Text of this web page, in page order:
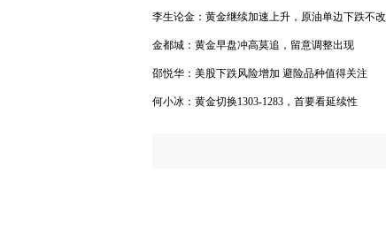
李生论金：黄金继续加速上升，原油单边下跌不改
（视频）
金都城：黄金早盘冲高莫追，留意调整出现
邵悦华：美股下跌风险增加 避险品种值得关注
何小冰：黄金切换1303-1283，首要看延续性